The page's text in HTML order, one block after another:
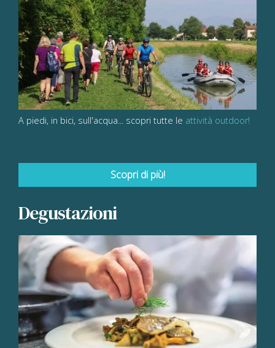
A piedi, in bici, sull'acqua... scopri tutte le attività outdoor!
Scopri di più!
Degustazioni